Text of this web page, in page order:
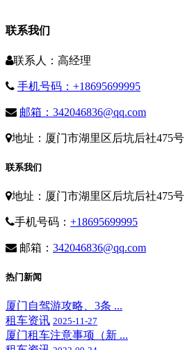
联系我们
联系人：高经理
手机号码：+18695699995
邮箱：342046836@qq.com
地址：厦门市湖里区后坑后社475号
联系我们
地址：厦门市湖里区后坑后社475号
手机号码： +18695699995
邮箱： 342046836@qq.com
热门新闻
厦门自驾游攻略、3条 ...
租车资讯 2025-11-27
厦门租车注意事项（新 ...